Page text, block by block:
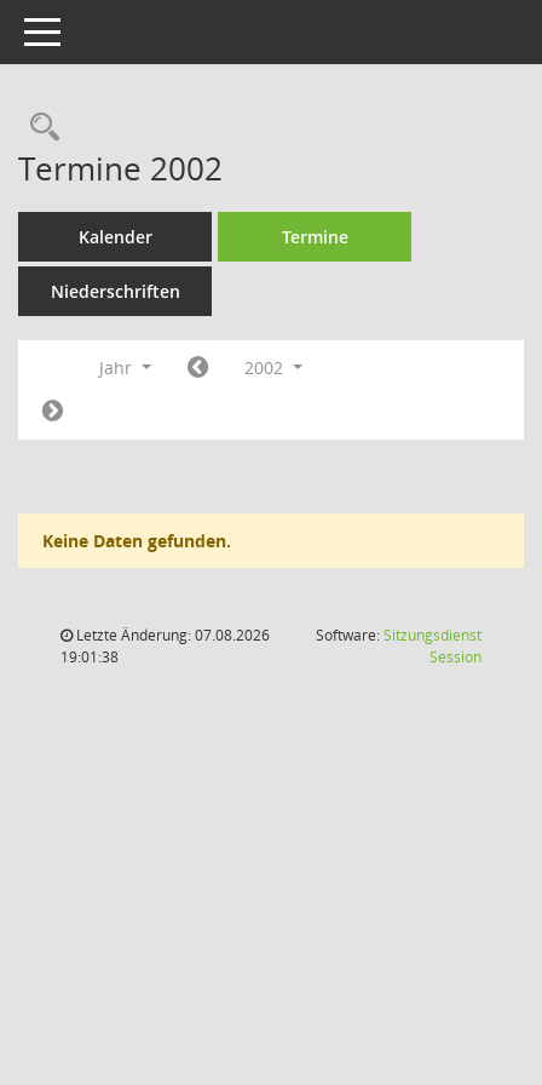
Toggle navigation
Rechercheauswahl
Termine 2002
Kalender Termine
Niederschriften
Jahr 2002
Keine Daten gefunden.
Letzte Änderung: 07.08.2026
19:01:38
Software:Sitzungsdienst
Session(Wird in